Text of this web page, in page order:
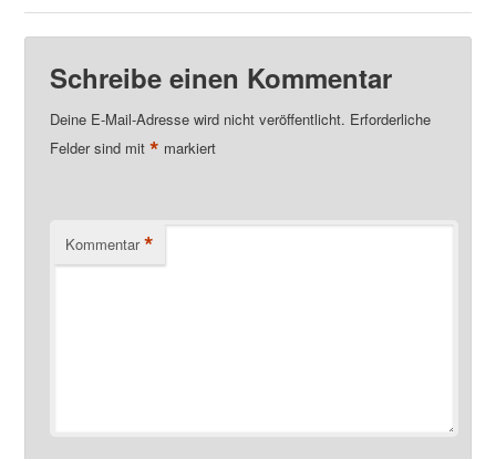
Schreibe einen Kommentar
Deine E-Mail-Adresse wird nicht veröffentlicht. Erforderliche
Felder sind mit * markiert
Kommentar *